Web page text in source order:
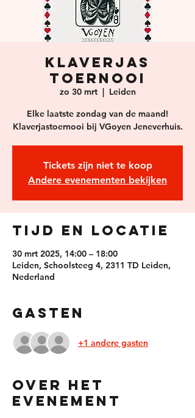
Klaverjas
Toernooi
zo 30 mrt
  |
Leiden
Elke laatste zondag van de maand!
Klaverjastoernooi bij VGoyen Jeneverhuis.
Tickets zijn niet te koop
Andere evenementen bekijken
Tijd en locatie
30 mrt 2025, 14:00 – 18:00
Leiden, Schoolsteeg 4, 2311 TD Leiden,
Nederland
Gasten
+1 andere gasten
Over het
evenement